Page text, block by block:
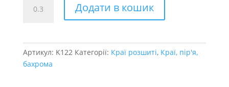
Додати в кошик
Артикул: K122 Категорії: Краї розшиті, Краї, пір'я,
бахрома